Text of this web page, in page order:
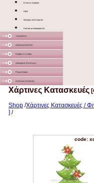
Ετικέτες Κρασιού
Πάζλ
Φιγούρες από Χαρτόνι
Κουτάκι με διακοσμητικό
Υφασμάτινα
Διακοσμητικά Σταντ
Καμβάς σε τελάρο
Διάφορα με Εκτύπωση
Γλειφιτζούρια
Στολισμός Εκκλησίας
Χάρτινες Κατασκευές
Shop /Χάρτινες Κατασκευές /
] /
code: